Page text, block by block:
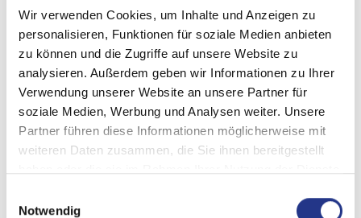
Wir verwenden Cookies, um Inhalte und Anzeigen zu
personalisieren, Funktionen für soziale Medien anbieten
zu können und die Zugriffe auf unsere Website zu
analysieren. Außerdem geben wir Informationen zu Ihrer
Verwendung unserer Website an unsere Partner für
soziale Medien, Werbung und Analysen weiter. Unsere
Partner führen diese Informationen möglicherweise mit
weiteren Daten zusammen, die Sie ihnen bereitgestellt
Notwendig